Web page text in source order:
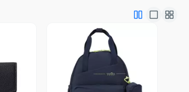
Vista Previa